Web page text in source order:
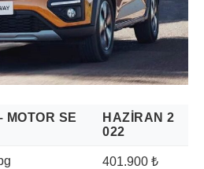
MOTOR SE
HAZIRAN 2
022
401.900 ₺